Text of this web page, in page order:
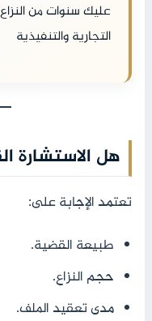
عليك سنوات من
التجارية والتنفيذية
هل الاستشارة
تعتمد الإجابة على:
طبيعة القضية.
حجم النزاع.
مدى تعقيد الملف.